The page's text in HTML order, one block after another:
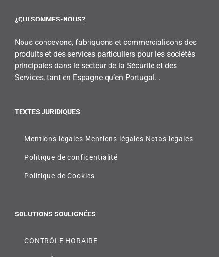
¿QUI SOMMES-NOUS?
Nous concevons, fabriquons et commercialisons des
produits et des services particuliers pour les sociétés
principales dans le secteur de la Sécurité et des
Services, tant en Espagne qu’en Portugal. .
TEXTES JURIDIQUES
Mentions légales Mentions légales Notas legales
Politique de confidentialité
Politique de Cookies
SOLUTIONS SOULIGNÉES
CONTRÔLE HORAIRE